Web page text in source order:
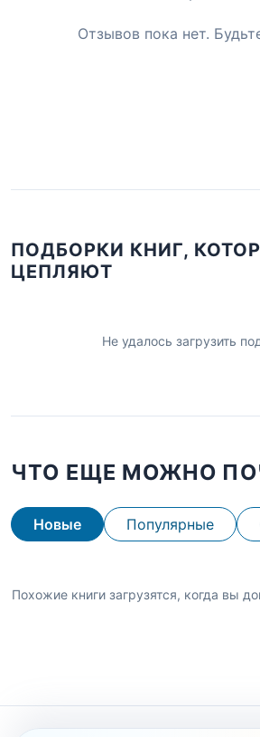
Отзывов пока нет.
ПОДБОРКИ КНИГ,
ЦЕПЛЯЮТ
Не удалось загрузить
ЧТО ЕЩЕ МОЖНО
Новые Популярные
Похожие книги загрузятся, когда вы